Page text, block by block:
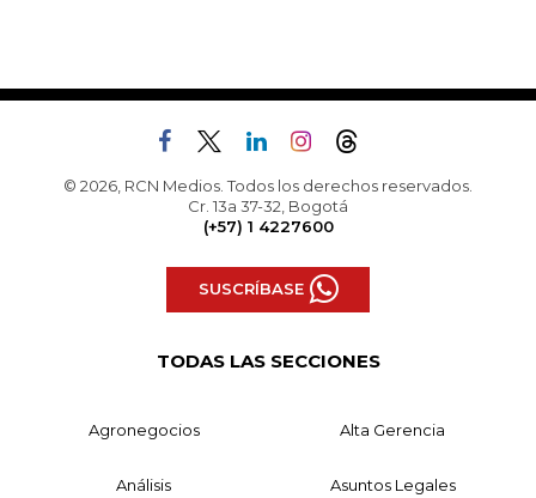
© 2026, RCN Medios. Todos los derechos reservados.
Cr. 13a 37-32, Bogotá
(+57) 1 4227600
SUSCRÍBASE
TODAS LAS SECCIONES
Agronegocios Alta Gerencia
Análisis Asuntos Legales